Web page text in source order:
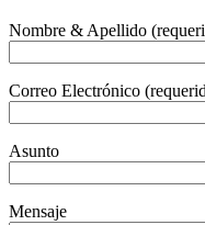
Nombre & Apellido
Correo Electrónico
Asunto
Mensaje